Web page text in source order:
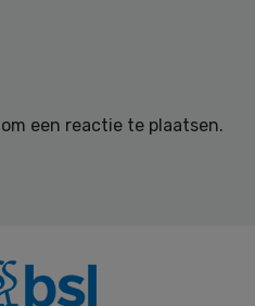
om een reactie te plaatsen.